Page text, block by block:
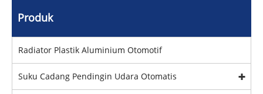
Produk
Radiator Plastik Aluminium Otomotif
Suku Cadang Pendingin Udara Otomatis